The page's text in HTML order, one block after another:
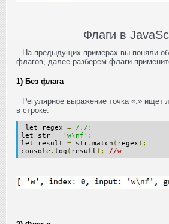
Флаги в
На предыдущих примерах вы поняли
флагов, далее разберем флаги
1) Без флага
Регулярное выражение точка «.» ищет
в строке.
let regex = /./ ;
let str = 'w\nf' ;
let result = str. match ( regex );
console . log ( result ); //w